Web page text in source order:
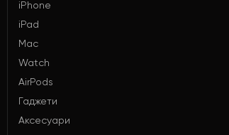
iPhone
iPad
Mac
Watch
AirPods
Гаджети
Аксесуари